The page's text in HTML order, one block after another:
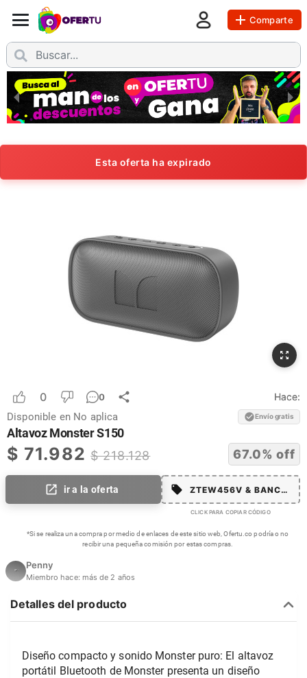
Comparte
Esta oferta ha expirado
0 0 Hace:
Disponible en No aplica Envío gratis
Altavoz Monster S150
$ 71.982 $218.128 67.0% off
ir a la oferta ZTEW456V &
CLICK PARA COPIAR CÓDIGO
*Si se realiza una compra por medio de enlaces de este sitio web, Ofertu.co podría o no
recibir una pequeña comisión por estas compras.
Penny
Miembro hace: más de 2 años
Detalles del producto
Diseño compacto y sonido Monster puro: El altavoz
portátil Bluetooth de Monster presenta un diseño